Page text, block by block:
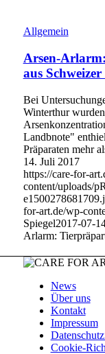
Allgemein
Arsen-
aus
Bei
Winterthur
Landbnote"
Präparaten mehr
14. Juli 2017
https://care-for-
content/uploads/
for-art.de/wp-
Spiegel2017-07-
Arlarm:
News
Über uns
Kontakt
Impressum
Cookie-